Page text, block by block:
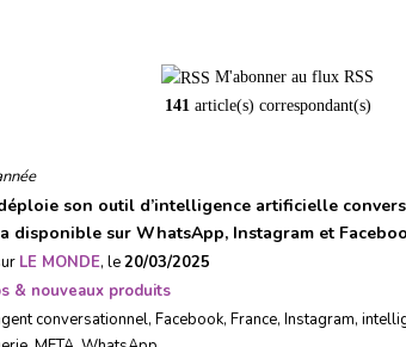
M'abonner au flux RSS
141article(s) correspondant(s)
son outil d’intelligence artificielle
disponible sur WhatsApp, Instagram et
LE MONDE, le20/03/2025
& nouveaux produits
conversationnel, Facebook, France, Instagram,